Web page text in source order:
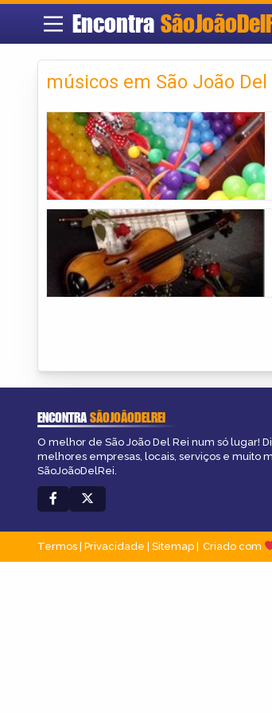
Encontra
músicos em São João Del
ENCONTRASÃOJOÃODELREI
O melhor de São João Del Rei num só lugar!
melhores empresas, locais, serviços e muito
SãoJoãoDelRei.
Termos | Privacidade | Sitemap Criado com